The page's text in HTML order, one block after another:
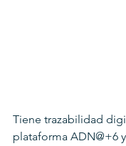
Tiene trazabilidad
plataforma ADN@+6